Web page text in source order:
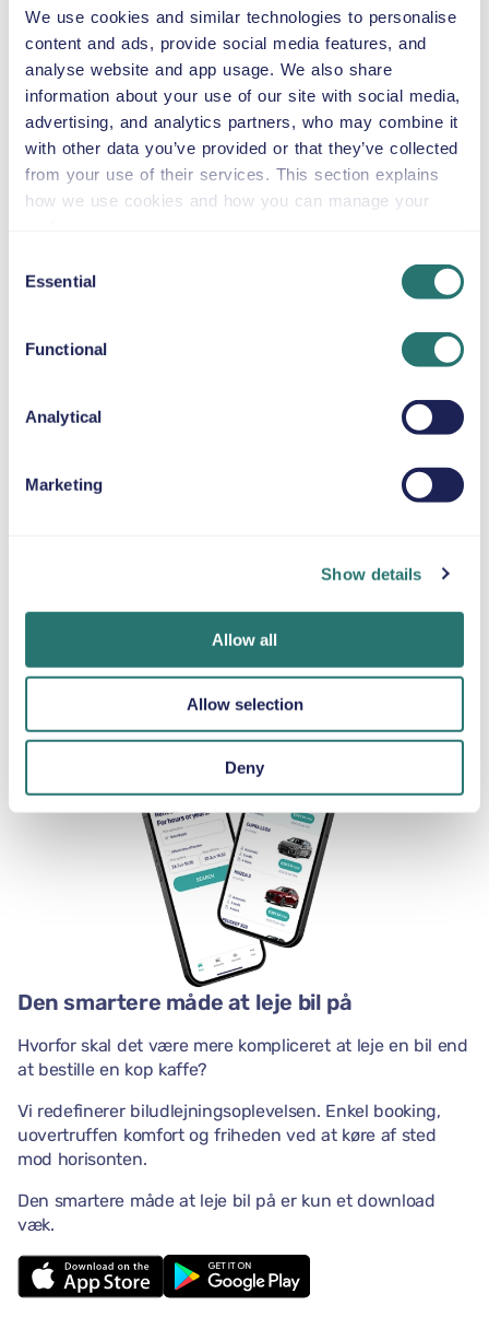
We use cookies and similar technologies to personalise
content and ads, provide social media features, and
analyse website and app usage. We also share
information about your use of our site with social media,
advertising, and analytics partners, who may combine it
with other data you’ve provided or that they’ve collected
from your use of their services. This section explains
how we use cookies and how you can manage your
Selection
Essential
Functional
Analytical
Marketing
Show details
Allow all
Allow selection
Deny
BABYSTOL
2,5–13 kg
BARNESÆDE
9–18 kg
AUTOSTOL
SNEKÆDER
minutter på
appen.
billeje direkte fra
din telefon med
vores app.
Upload dine
dokumenter
Den smartere måde at leje bil på
Hvorfor skal det være mere kompliceret at leje en bil end
at bestille en kop kaffe?
Vi redefinerer biludlejningsoplevelsen. Enkel booking,
uovertruffen komfort og friheden ved at køre af sted
mod horisonten.
Den smartere måde at leje bil på er kun et download
væk.